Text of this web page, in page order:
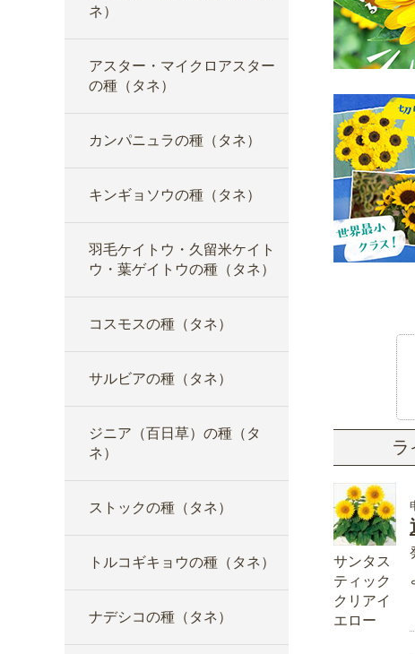
ネ）
アスター・マイクロアスター
の種（タネ）
カンパニュラの種（タネ）
キンギョソウの種（タネ）
羽毛ケイトウ・久留米ケイト
ウ・葉ゲイトウの種（タネ）
コスモスの種（タネ）
サルビアの種（タネ）
ジニア（百日草）の種（タ
ネ）
ストックの種（タネ）
トルコギキョウの種（タネ）
ナデシコの種（タネ）
ラ
サンタス
ティック
クリアイ
エロー